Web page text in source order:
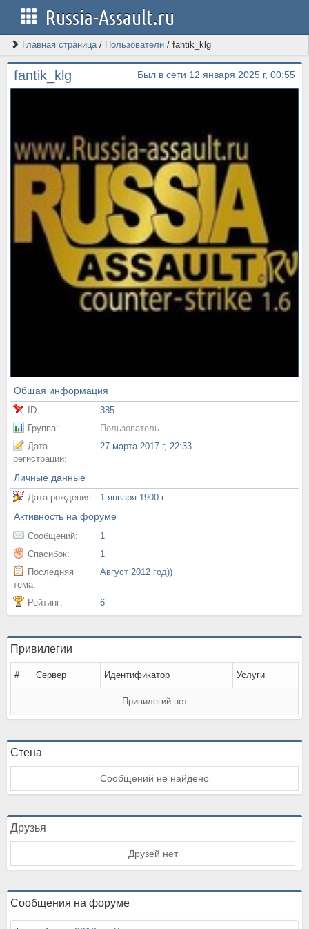
Russia-Assault.ru
Главная страница/ Пользователи / fantik_klg
fantik_klg Был в сети 12 января 2025 г, 00:55
Общая информация
ID:
385
Группа:
Пользователь
Дата
регистрации:
27 марта 2017 г, 22:33
Личные данные
Дата рождения: 1 января 1900 г
Активность на форуме
Сообщений:
1
Спасибок:
1
Последняя
тема:
Август 2012 год))
Рейтинг: 6
Привилегии
# Сервер Идентификатор Услуги
Привилегий нет
Стена
Сообщений не найдено
Друзья
Друзей нет
Сообщения на форуме